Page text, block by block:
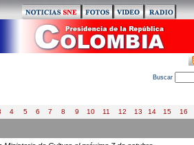
Buscar
4 5 6 7 8 9 10 11 12 13 14 15 16